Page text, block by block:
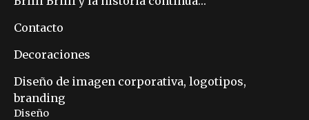
Contacto
Decoraciones
Diseño de imagen corporativa, logotipos,
branding
Diseño